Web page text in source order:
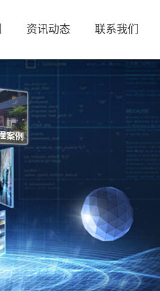
资讯动态 联系我们